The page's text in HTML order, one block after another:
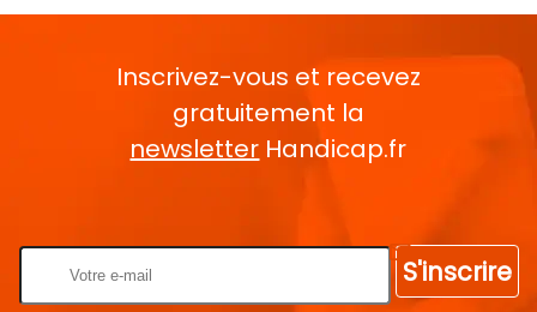
Inscrivez-vous et recevez
gratuitement la
newsletter Handicap.fr
S'inscrire